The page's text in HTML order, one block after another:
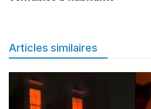
Articles similaires